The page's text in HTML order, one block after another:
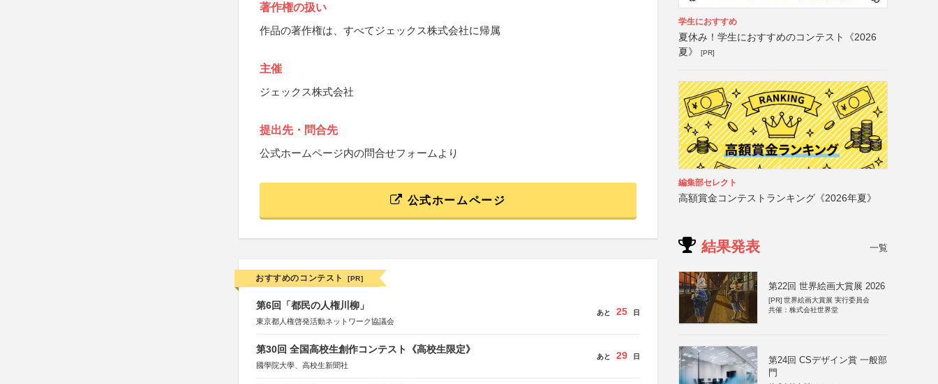
著作権の扱い
作品の著作権は、すべてジェックス株式会社に帰属
主催
ジェックス株式会社
提出先・問合先
公式ホームページ内の問合せフォームより
公式ホームページ
おすすめのコンテスト [PR]
第6回「都民の人権川柳」
東京都人権啓発活動ネットワーク協議会
あと 25 日
第30回 全国高校生創作コンテスト《高校生限定》
國學院大學、高校生新聞社
あと 29 日
学生におすすめ
夏休み！学生におすすめのコンテスト《2026
夏》
[PR]
編集部セレクト
高額賞金コンテストランキング《2026年夏》
結果発表 一覧
第22回 世界絵画大賞展 2026
[PR] 世界絵画大賞展 実行委員会
共催：株式会社世界堂
第24回 CSデザイン賞 一般部
門